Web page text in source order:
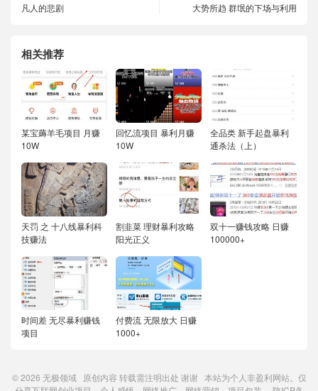
凡人的悲剧
大势所趋 群氓的下场与利用
相关推荐
某宝薅羊毛项目 月赚
10W
回忆流项目 暴利月赚
10W
全品类 新手起盘暴利
通杀法（上）
天罚 之 十八线暴利科
技赚法
割韭菜 理财暴利攻略
阳光正义
双十一赚钱攻略 日赚
100000+
时间差 无尽暴利赚钱
项目
付费流 无限放大 日赚
1000+
© 2026 无极领域 原创内容 转载需注明出处 谢谢 本站为个人非盈利网站。仅